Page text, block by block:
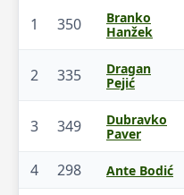
1 350
Branko
Hanžek
2 335
Dragan
Pejić
3 349
Dubravko
Paver
4 298 Ante Bodić